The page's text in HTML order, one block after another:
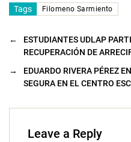
Tags Filomeno Sarmiento
←
ESTUDIANTES UDLAP
RECUPERACIÓN DE
→
EDUARDO RIVERA PÉREZ
SEGURA EN EL CENTRO
Leave a Reply